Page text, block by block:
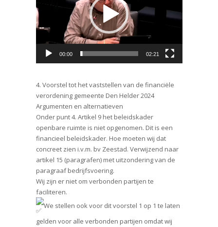
00:00 02:21
4. Voorstel tot het vaststellen van de financiële
verordening gemeente Den Helder 2024
Argumenten en alternatieven
Onder punt 4. Artikel 9 het beleidskader
openbare ruimte is niet opgenomen. Dit is een
financieel beleidskader. Hoe moeten wij dat
concreet zien i.v.m. bv Zeestad. Verwijzend naar
artikel 15 (paragrafen) met uitzondering van de
paragraaf bedrijfsvoering.
Wij zijn er niet om verbonden partijen te
faciliteren.
We stellen ook voor dit voorstel 1 op 1 te laten
gelden voor alle verbonden partijen omdat wij